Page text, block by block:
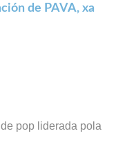
de PAVA, xa
pop liderada pola